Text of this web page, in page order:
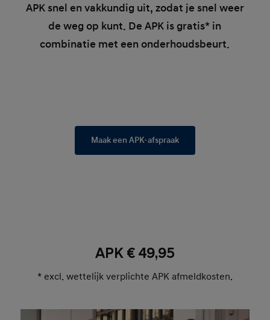
APK snel en vakkundig uit, zodat je snel weer
de weg op kunt. De APK is gratis* in
combinatie met een onderhoudsbeurt.
Maak een APK-afspraak
APK € 49,95
* excl. wettelijk verplichte APK afmeldkosten.